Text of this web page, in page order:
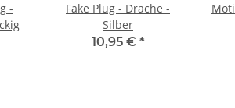
-
Fake Plug - Drache -
Silber
10,95 € *